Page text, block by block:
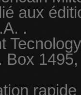
aux
.
Box
rapide